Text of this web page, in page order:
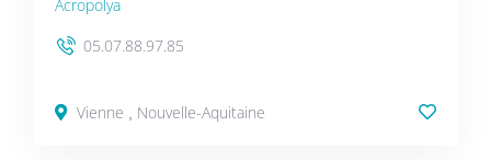
Acropolya
05.07.88.97.85
Vienne Nouvelle-Aquitaine